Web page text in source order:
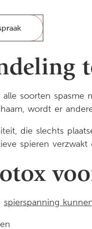
soorten spasme
wordt er
die slechts
spieren verzwakt
spierspanning